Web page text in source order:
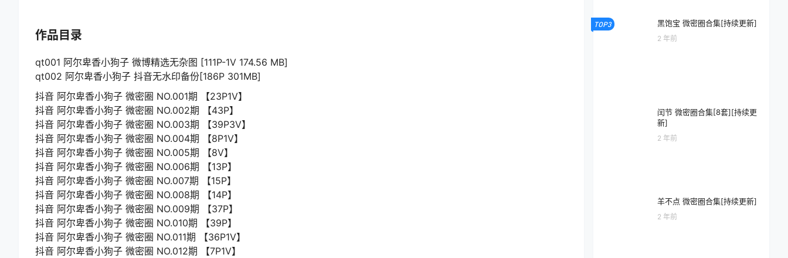
作品目录
qt001 阿尔卑香小狗子 微博精选无杂图 [111P-1V 174.56 MB]
qt002 阿尔卑香小狗子 抖音无水印备份[186P 301MB]
抖音 阿尔卑香小狗子 微密圈 NO.001期 【23P1V】
抖音 阿尔卑香小狗子 微密圈 NO.002期 【43P】
抖音 阿尔卑香小狗子 微密圈 NO.003期 【39P3V】
抖音 阿尔卑香小狗子 微密圈 NO.004期 【8P1V】
抖音 阿尔卑香小狗子 微密圈 NO.005期 【8V】
抖音 阿尔卑香小狗子 微密圈 NO.006期 【13P】
抖音 阿尔卑香小狗子 微密圈 NO.007期 【15P】
抖音 阿尔卑香小狗子 微密圈 NO.008期 【14P】
抖音 阿尔卑香小狗子 微密圈 NO.009期 【37P】
抖音 阿尔卑香小狗子 微密圈 NO.010期 【39P】
抖音 阿尔卑香小狗子 微密圈 NO.011期 【36P1V】
抖音 阿尔卑香小狗子 微密圈 NO.012期 【7P1V】
TOP3 黑饱宝 微密圈合集[持续更新]
2 年前
闰节 微密圈合集[8套][持续更
新]
2 年前
羊不点 微密圈合集[持续更新]
2 年前